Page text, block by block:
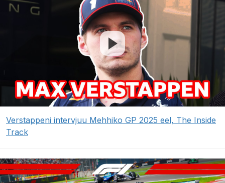
Verstappeni intervjuu Mehhiko GP 2025 eel, The Inside
Track